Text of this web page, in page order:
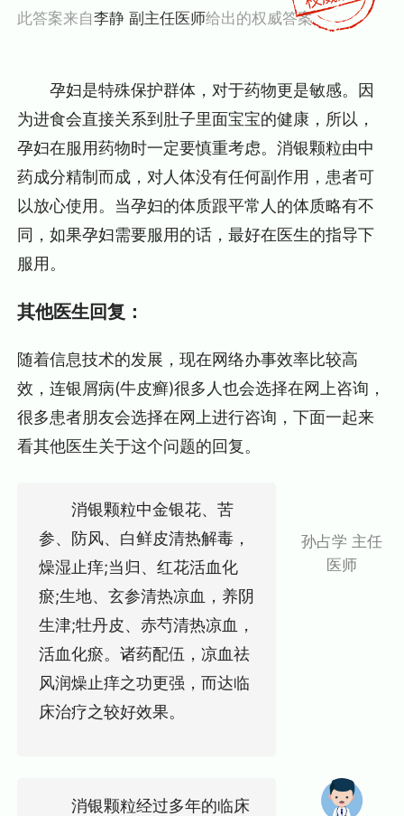
此答案来自李静 副主任医师给出的权威答案
孕妇是特殊保护群体，对于药物更是敏感。因
为进食会直接关系到肚子里面宝宝的健康，所以，
孕妇在服用药物时一定要慎重考虑。消银颗粒由中
药成分精制而成，对人体没有任何副作用，患者可
以放心使用。当孕妇的体质跟平常人的体质略有不
同，如果孕妇需要服用的话，最好在医生的指导下
服用。
其他医生回复：
随着信息技术的发展，现在网络办事效率比较高
效，连银屑病(牛皮癣)很多人也会选择在网上咨询，
很多患者朋友会选择在网上进行咨询，下面一起来
看其他医生关于这个问题的回复。
消银颗粒中金银花、苦
参、防风、白鲜皮清热解毒，
燥湿止痒;当归、红花活血化
瘀;生地、玄参清热凉血，养阴
生津;牡丹皮、赤芍清热凉血，
活血化瘀。诸药配伍，凉血祛
风润燥止痒之功更强，而达临
床治疗之较好效果。
孙占学 主任
医师
消银颗粒经过多年的临床